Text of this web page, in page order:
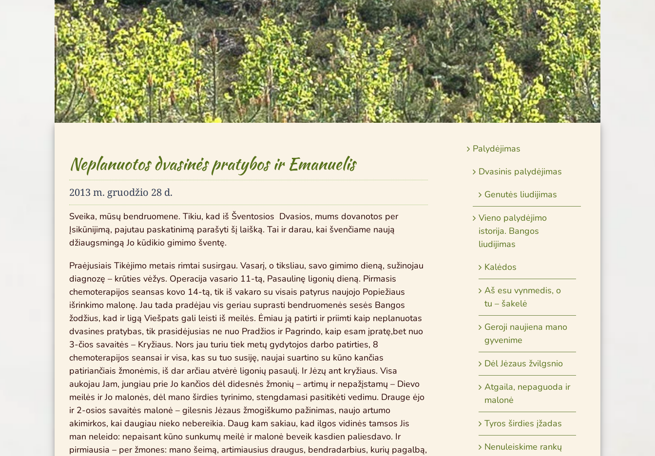
Neplanuotos dvasinės pratybos ir Emanuelis
2013 m. gruodžio 28 d.
Sveika, mūsų bendruomene. Tikiu, kad iš Šventosios Dvasios, mums dovanotos per
Įsikūnijimą, pajutau paskatinimą parašyti šį laišką. Tai ir darau, kai švenčiame naują
džiaugsmingą Jo kūdikio gimimo šventę.
Praėjusiais Tikėjimo metais rimtai susirgau. Vasarį, o tiksliau, savo gimimo dieną, sužinojau
diagnozę – krūties vėžys. Operacija vasario 11-tą, Pasaulinę ligonių dieną. Pirmasis
chemoterapijos seansas kovo 14-tą, tik iš vakaro su visais patyrus naujojo Popiežiaus
išrinkimo malonę. Jau tada pradėjau vis geriau suprasti bendruomenės sesės Bangos
žodžius, kad ir ligą Viešpats gali leisti iš meilės. Ėmiau ją patirti ir priimti kaip neplanuotas
dvasines pratybas, tik prasidėjusias ne nuo Pradžios ir Pagrindo, kaip esam įpratę,bet nuo
3-čios savaitės – Kryžiaus. Nors jau turiu tiek metų gydytojos darbo patirties, 8
chemoterapijos seansai ir visa, kas su tuo susiję, naujai suartino su kūno kančias
patiriančiais žmonėmis, iš dar arčiau atvėrė ligonių pasaulį. Ir Jėzų ant kryžiaus. Visa
aukojau Jam, jungiau prie Jo kančios dėl didesnės žmonių – artimų ir nepažįstamų – Dievo
meilės ir Jo malonės, dėl mano širdies tyrinimo, stengdamasi pasitikėti vedimu. Drauge ėjo
ir 2-osios savaitės malonė – gilesnis Jėzaus žmogiškumo pažinimas, naujo artumo
akimirkos, kai daugiau nieko nebereikia. Daug kam sakiau, kad ilgos vidinės tamsos Jis
man neleido: nepaisant kūno sunkumų meilė ir malonė beveik kasdien paliesdavo. Ir
pirmiausia – per žmones: mano šeimą, artimiausius draugus, bendradarbius, kurių pagalbą,
Palydėjimas
Dvasinis palydėjimas
Genutės liudijimas
Vieno palydėjimo
istorija. Bangos
liudijimas
Kalėdos
Aš esu vynmedis, o
tu – šakelė
Geroji naujiena mano
gyvenime
Dėl Jėzaus žvilgsnio
Atgaila, nepaguoda ir
malonė
Tyros širdies įžadas
Nenuleiskime rankų